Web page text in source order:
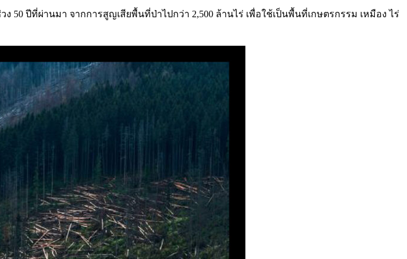
50 ปีที่ผ่านมา จากการสูญเสียพื้นที่ป่าไปกว่า 2,500 ล้านไร่ เพื่อใช้เป็นพื้นที่เกษตรกรรม เหมือง ไร่